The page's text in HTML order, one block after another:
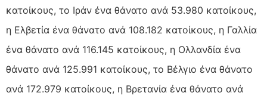
κατοίκους, το Ιράν ένα θάνατο ανά 53.980 κατοίκους,
η Ελβετία ένα θάνατο ανά 108.182 κατοίκους, η Γαλλία
ένα θάνατο ανά 116.145 κατοίκους, η Ολλανδία ένα
θάνατο ανά 125.991 κατοίκους, το Βέλγιο ένα θάνατο
ανά 172.979 κατοίκους, η Βρετανία ένα θάνατο ανά